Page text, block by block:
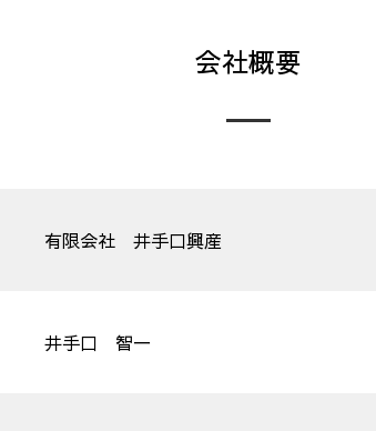
会社概要
有限会社 井手口興産
井手口 智一